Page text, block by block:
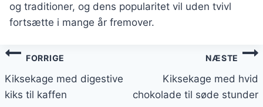
og traditioner, og dens popularitet vil uden tvivl
fortsætte i mange år fremover.
Indlægsnavigation
FORRIGE
Kiksekage med digestive
kiks til kaffen
NÆSTE
Kiksekage med hvid
chokolade til søde stunder